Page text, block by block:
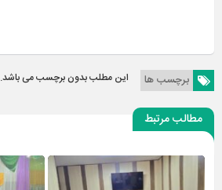
برچسب ها این مطلب بدون برچسب می باشد.
مطالب مرتبط